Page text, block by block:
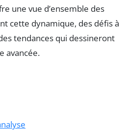
une vue d’ensemble des
cette dynamique, des défis à
tendances qui dessineront
avancée.